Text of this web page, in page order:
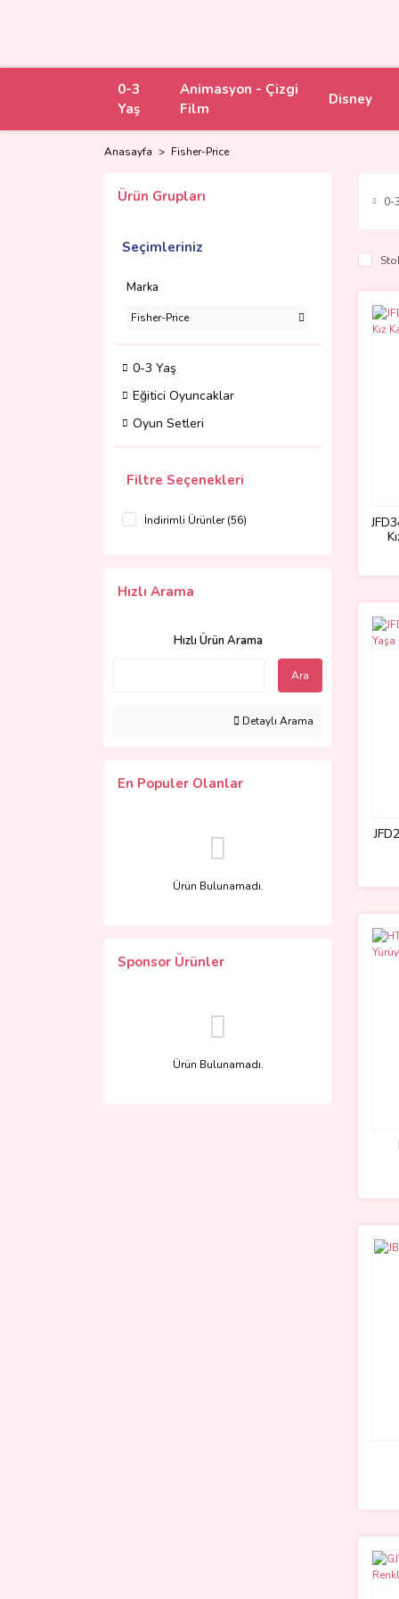
0-3
Yaş
Animasyon - Çizgi
Film
Disney
Anasayfa Fisher-Price
Ürün Grupları
Seçimleriniz
Marka
Fisher-Price
0-3 Yaş
Eğitici Oyuncaklar
Oyun Setleri
Filtre Seçenekleri
İndirimli Ürünler (56)
Hızlı Arama
Hızlı Ürün Arama
Ara
Detaylı Arama
En Populer Olanlar
Ürün Bulunamadı.
Sponsor Ürünler
Ürün Bulunamadı.
0-